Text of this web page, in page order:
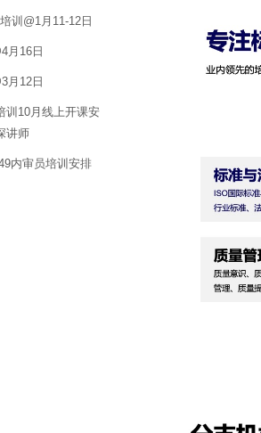
训@1月11-12日
月16日
月12日
训10月线上开课安
讲师
内审员培训安排